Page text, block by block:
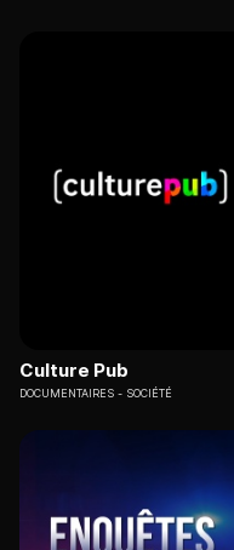
Culture Pub
DOCUMENTAIRES SOCIÉTÉ